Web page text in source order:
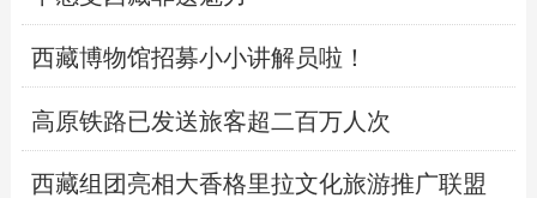
西藏博物馆招募小小讲解员啦！
高原铁路已发送旅客超二百万人次
西藏组团亮相大香格里拉文化旅游推广联盟